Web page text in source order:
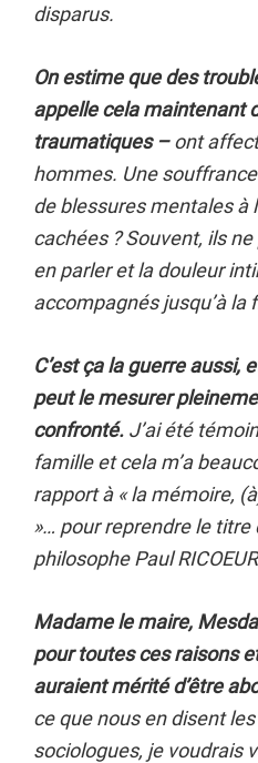
disparus.
On estime que des
appelle cela maintenant
traumatiques –ont
hommes. Une
de blessures mentales à
cachées ? Souvent, ils
en parler et la douleur
accompagnés jusqu’à la
C’est ça la guerre aussi,
peut le mesurer
confronté. J’ai été
famille et cela m’a
rapport à « la mémoire,
»… pour reprendre le
philosophe Paul
Madame le maire,
pour toutes ces raisons
auraient mérité d’être
ce que nous en disent
sociologues, je voudrais